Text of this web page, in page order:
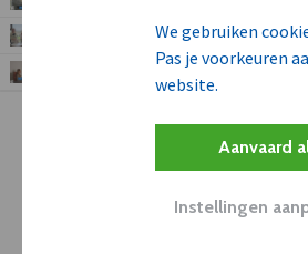
We gebruiken
Pas je voorkeuren
website.
Aanvaard
Instellingen